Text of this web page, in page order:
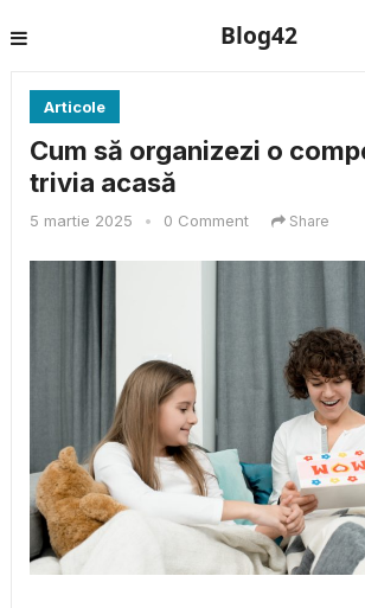
Blog42
Articole
Cum să organizezi o
trivia acasă
5 martie 2025 • 0 Comment Share